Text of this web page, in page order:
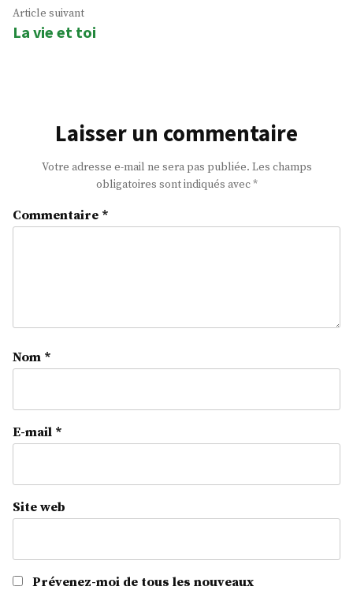
Article suivantArticle
suivant
La vie et toi
Laisser un commentaire
Votre adresse e-mail ne sera pas publiée. Les champs
obligatoires sont indiqués avec*
Commentaire *
Nom *
E-mail *
Site web
Prévenez-moi de tous les nouveaux